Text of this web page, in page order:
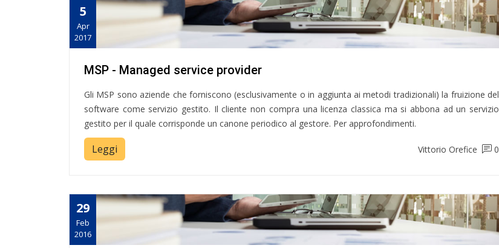
5
Apr
2017
MSP - Managed service provider
Gli MSP sono aziende che forniscono (esclusivamente o in aggiunta ai metodi tradizionali) la fruizione del
software come servizio gestito. Il cliente non compra una licenza classica ma si abbona ad un servizio
gestito per il quale corrisponde un canone periodico al gestore. Per approfondimenti.
Leggi Vittorio Orefice 0
29
Feb
2016